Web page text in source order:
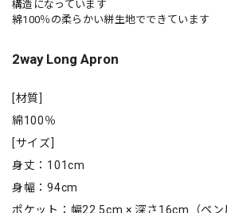
構造になっています
綿100％の柔らかい絣生地でできています
2way Long Apron
[材質]
綿100％
[サイズ]
身丈：101cm
身幅：94cm
ポケット：幅22.5cm × 深さ16cm（ペン